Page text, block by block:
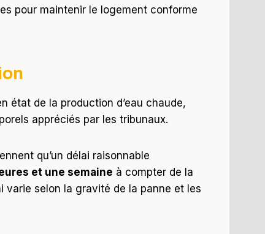
pour maintenir le logement conforme
état de la production d’eau chaude,
appréciés par les tribunaux.
qu’un délai raisonnable
et une semaine à compter de la
varie selon la gravité de la panne et les